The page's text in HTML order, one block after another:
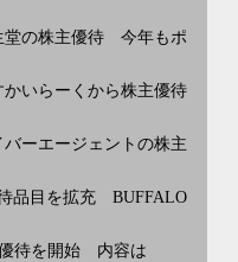
堂の株主優待 今年もポ
かいらーくから株主優待
バーエージェントの株主
待品目を拡充 BUFFALO
優待を開始 内容は